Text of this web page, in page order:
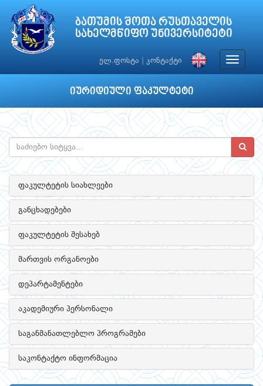
ბათუმის შოთა რუსთაველის
სახელმწიფო უნივერსიტეტი
ელ.ფოსტა კონტაქტი
Toggle
იურიდიული ფაკულტეტი
ფაკულტეტის სიახლეები
განცხადებები
ფაკულტეტის შესახებ
მართვის ორგანოები
დეპარტამენტები
აკადემიური პერსონალი
საგანმანათლებლო პროგრამები
საკონტაქტო ინფორმაცია